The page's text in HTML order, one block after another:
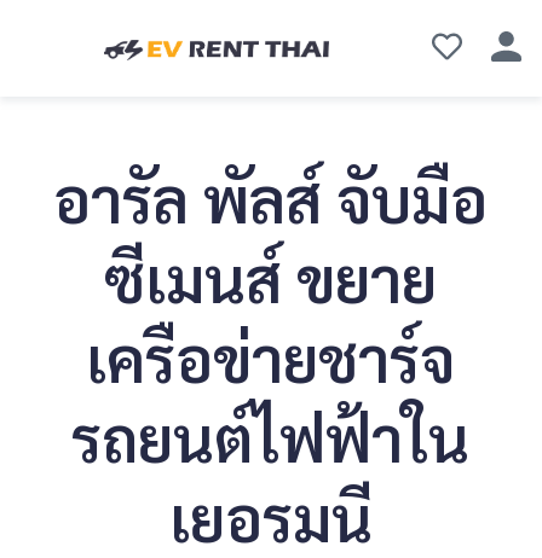
อารัล พัลส์ จับมือ
ซีเมนส์ ขยาย
เครือข่ายชาร์จ
รถยนต์ไฟฟ้าใน
เยอรมนี